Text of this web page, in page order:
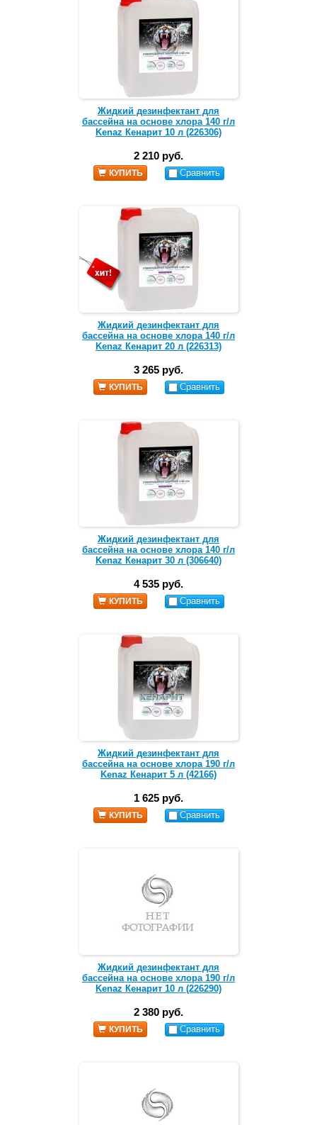
Жидкий дезинфектант для
бассейна на основе хлора 140 г/л
Kenaz Кенарит 10 л (226306)
2 210 руб.
КУПИТЬ Сравнить
Жидкий дезинфектант для
бассейна на основе хлора 140 г/л
Kenaz Кенарит 20 л (226313)
3 265 руб.
КУПИТЬ Сравнить
Жидкий дезинфектант для
бассейна на основе хлора 140 г/л
Kenaz Кенарит 30 л (306640)
4 535 руб.
КУПИТЬ Сравнить
Жидкий дезинфектант для
бассейна на основе хлора 190 г/л
Kenaz Кенарит 5 л (42166)
1 625 руб.
КУПИТЬ Сравнить
Жидкий дезинфектант для
бассейна на основе хлора 190 г/л
Kenaz Кенарит 10 л (226290)
2 380 руб.
КУПИТЬ Сравнить